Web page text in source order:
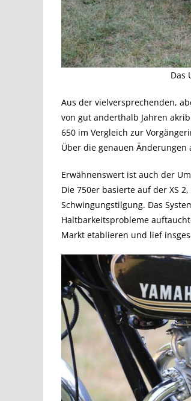
Das
Aus der vielversprechenden,
von gut anderthalb Jahren
650 im Vergleich zur
Über die genauen
Erwähnenswert ist auch der
Die 750er basierte auf der XS
Schwingungstilgung. Das
Haltbarkeitsprobleme
Markt etablieren und lief